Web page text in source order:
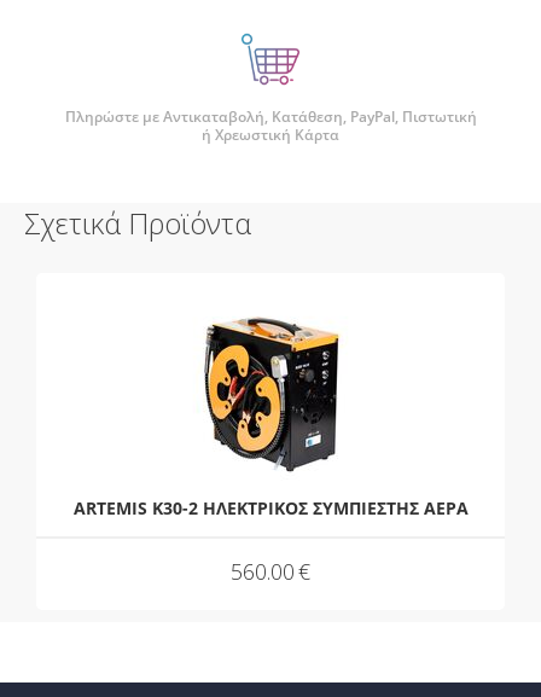
Πληρώστε με Αντικαταβολή, Κατάθεση, PayPal, Πιστωτική
ή Χρεωστική Κάρτα
Σχετικά Προϊόντα
ARTEMIS K30-2 ΗΛΕΚΤΡΙΚΟΣ ΣΥΜΠΙΕΣΤΗΣ ΑΕΡΑ
560.00€